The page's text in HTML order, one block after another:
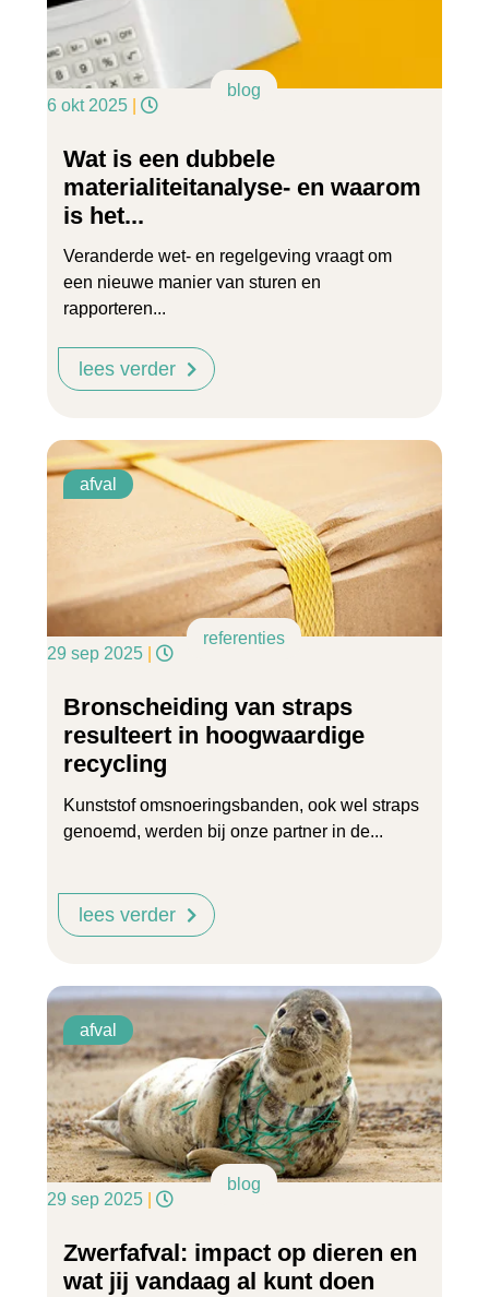
blog
6 okt 2025
Wat is een dubbele
materialiteitanalyse- en waarom
is het...
Veranderde wet- en regelgeving vraagt om
een nieuwe manier van sturen en
rapporteren...
lees verder
afval
referenties
29 sep 2025
Bronscheiding van straps
resulteert in hoogwaardige
recycling
Kunststof omsnoeringsbanden, ook wel straps
genoemd, werden bij onze partner in de...
lees verder
afval
blog
29 sep 2025
Zwerfafval: impact op dieren en
wat jij vandaag al kunt doen